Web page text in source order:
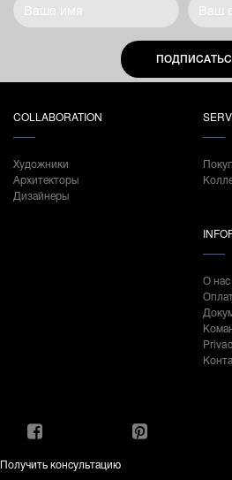
COLLABORATION
Художники
Архитекторы
Дизайнеры
О нас
Получить консультацию